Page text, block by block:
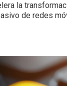
la
de redes